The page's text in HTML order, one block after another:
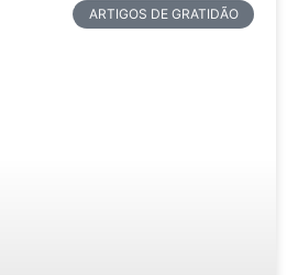
ARTIGOS DE GRATIDÃO